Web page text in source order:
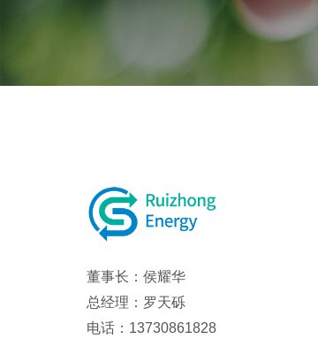
董事长：侯耀华
总经理：罗天砾
电话：13730861828